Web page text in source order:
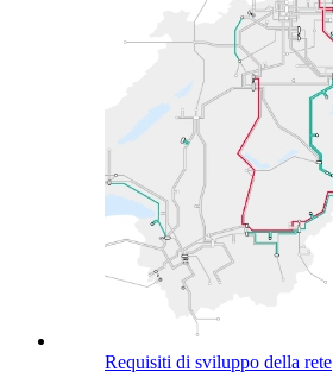
Requisiti di sviluppo della rete